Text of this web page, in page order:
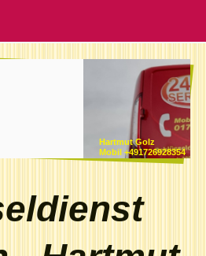
Hartmut Golz
Mobil +491726928354